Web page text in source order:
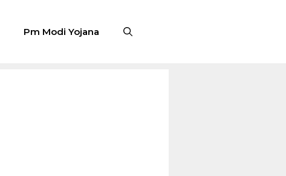
Pm Modi Yojana